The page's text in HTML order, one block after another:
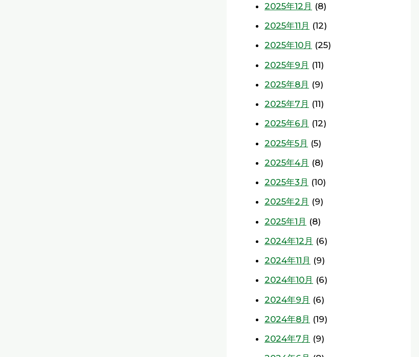
2025年12月 (8)
2025年11月 (12)
2025年10月 (25)
2025年9月 (11)
2025年8月 (9)
2025年7月 (11)
2025年6月 (12)
2025年5月 (5)
2025年4月 (8)
2025年3月 (10)
2025年2月 (9)
2025年1月 (8)
2024年12月 (6)
2024年11月 (9)
2024年10月 (6)
2024年9月 (6)
2024年8月 (19)
2024年7月 (9)